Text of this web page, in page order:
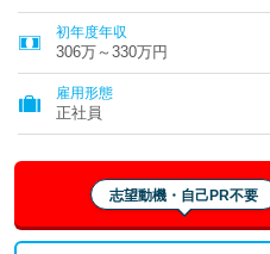
初年度年収
306万～330万円
雇用形態
正社員
志望動機・自己PR不要